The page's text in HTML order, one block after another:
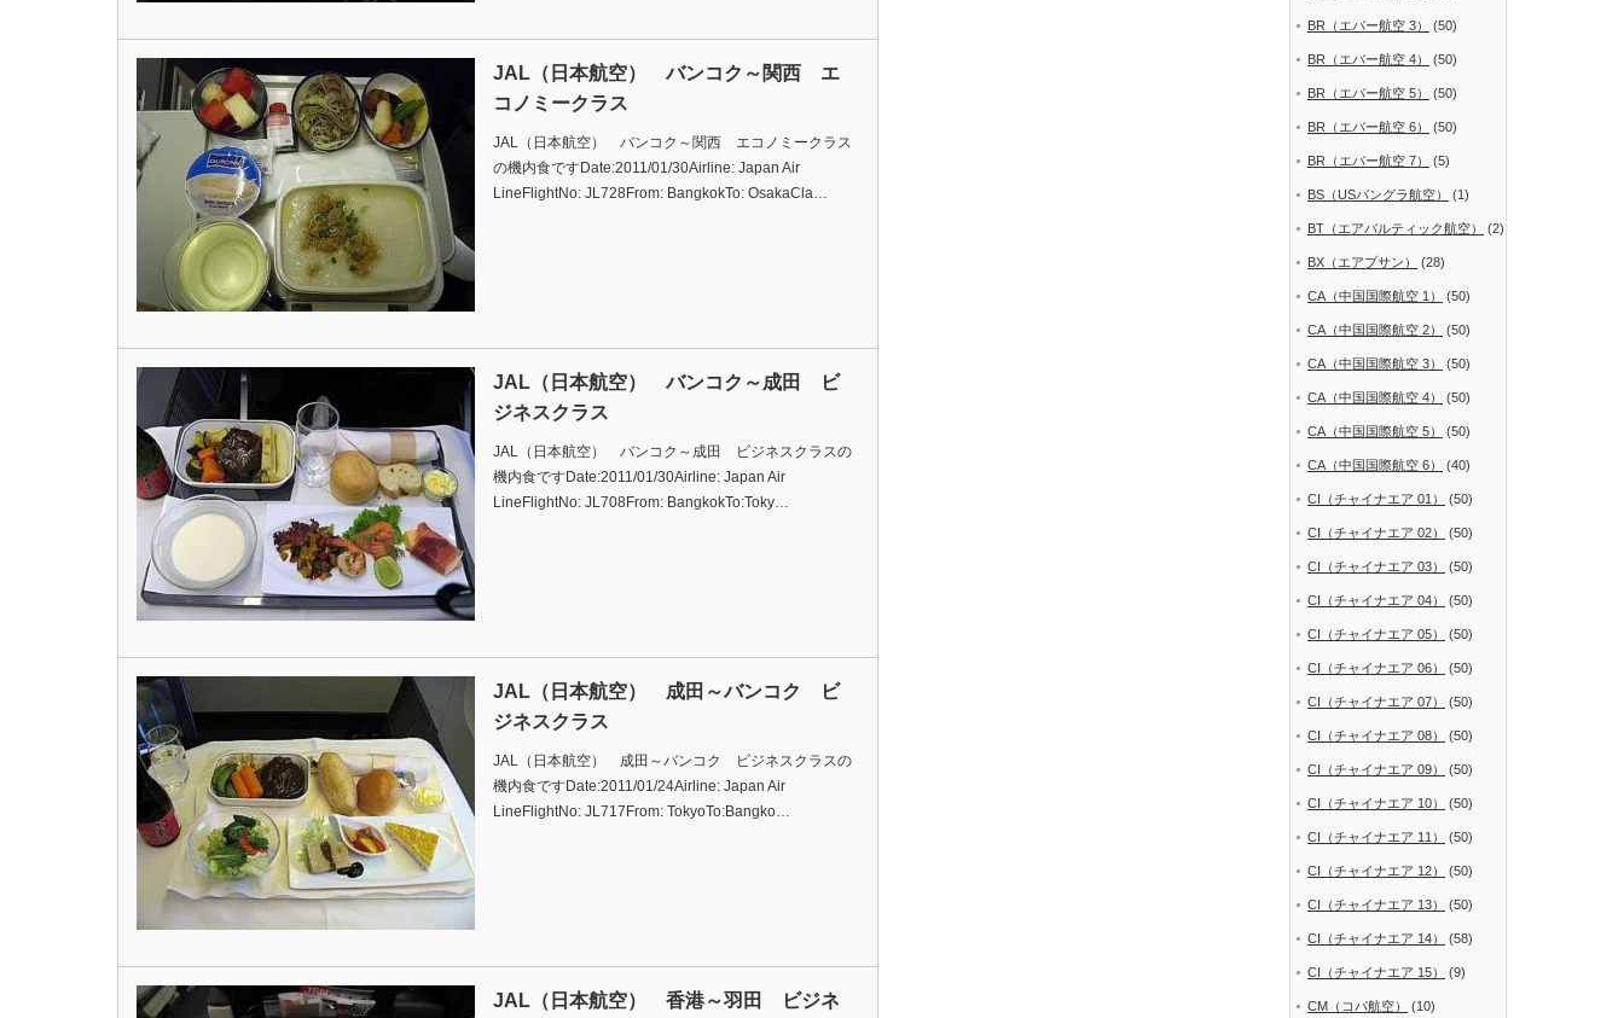
JAL（日本航空） バンコク～関西 エ
コノミークラス
JAL（日本航空） バンコク～関西 エコノミークラス
の機内食ですDate:2011/01/30Airline: Japan Air
LineFlightNo: JL728From: BangkokTo: OsakaCla…
JAL（日本航空） バンコク～成田 ビ
ジネスクラス
JAL（日本航空） バンコク～成田 ビジネスクラスの
機内食ですDate:2011/01/30Airline: Japan Air
LineFlightNo: JL708From: BangkokTo:Toky…
JAL（日本航空） 成田～バンコク ビ
ジネスクラス
JAL（日本航空） 成田～バンコク ビジネスクラスの
機内食ですDate:2011/01/24Airline: Japan Air
LineFlightNo: JL717From: TokyoTo:Bangko…
JAL（日本航空） 香港～羽田 ビジネ
BR（エバー航空 3） (50)
BR（エバー航空 4） (50)
BR（エバー航空 5） (50)
BR（エバー航空 6） (50)
BR（エバー航空 7） (5)
BS（USバングラ航空） (1)
BT（エアバルティック航空） (2)
BX（エアプサン） (28)
CA（中国国際航空 1） (50)
CA（中国国際航空 2） (50)
CA（中国国際航空 3） (50)
CA（中国国際航空 4） (50)
CA（中国国際航空 5） (50)
CA（中国国際航空 6） (40)
CI（チャイナエア 01） (50)
CI（チャイナエア 02） (50)
CI（チャイナエア 03） (50)
CI（チャイナエア 04） (50)
CI（チャイナエア 05） (50)
CI（チャイナエア 06） (50)
CI（チャイナエア 07） (50)
CI（チャイナエア 08） (50)
CI（チャイナエア 09） (50)
CI（チャイナエア 10） (50)
CI（チャイナエア 11） (50)
CI（チャイナエア 12） (50)
CI（チャイナエア 13） (50)
CI（チャイナエア 14） (58)
CI（チャイナエア 15） (9)
CM（コパ航空） (10)